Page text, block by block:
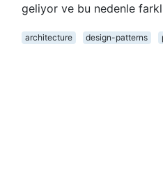
geliyor ve bu nedenle
architecture design-patterns